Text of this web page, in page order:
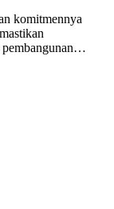
komitmennya
pembangunan…